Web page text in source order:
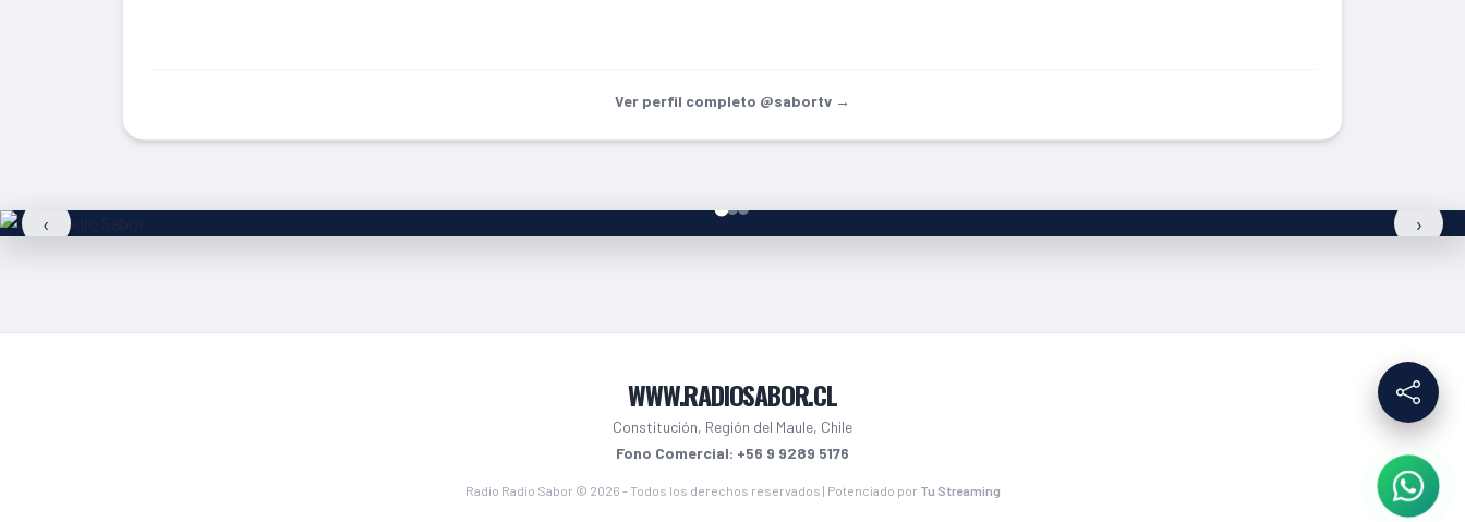
Ver perfil completo @sabortv →
‹ ›
WWW.RADIOSABOR.CL
Constitución, Región del Maule, Chile
Fono Comercial: +56 9 9289 5176
Radio Radio Sabor © 2026 - Todos los derechos reservados | Potenciado por Tu Streaming